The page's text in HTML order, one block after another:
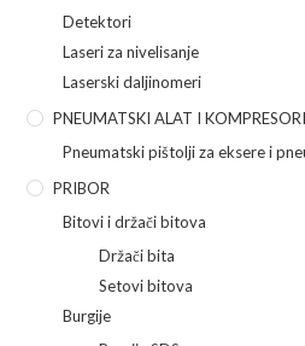
Detektori
Laseri za nivelisanje
Laserski daljinomeri
PNEUMATSKI ALAT I KOMPRESORI
Pneumatski pištolji za eksere i
PRIBOR
Bitovi i držači bitova
Držači bita
Setovi bitova
Burgije